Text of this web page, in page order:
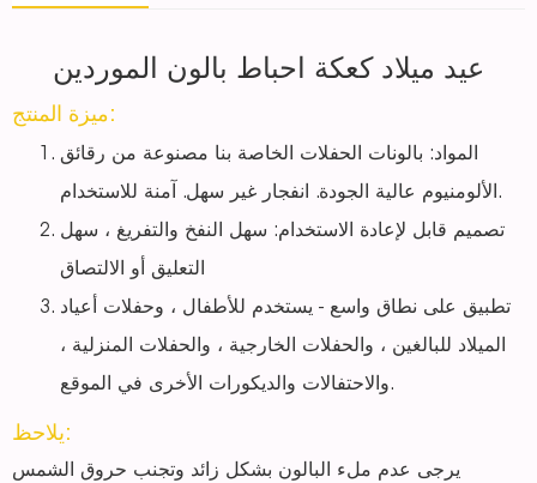
عيد ميلاد كعكة احباط بالون الموردين
ميزة المنتج:
المواد: بالونات الحفلات الخاصة بنا مصنوعة من رقائق
الألومنيوم عالية الجودة. انفجار غير سهل. آمنة للاستخدام.
تصميم قابل لإعادة الاستخدام: سهل النفخ والتفريغ ، سهل
التعليق أو الالتصاق
تطبيق على نطاق واسع - يستخدم للأطفال ، وحفلات أعياد
الميلاد للبالغين ، والحفلات الخارجية ، والحفلات المنزلية ،
والاحتفالات والديكورات الأخرى في الموقع.
يلاحظ:
يرجى عدم ملء البالون بشكل زائد وتجنب حروق الشمس